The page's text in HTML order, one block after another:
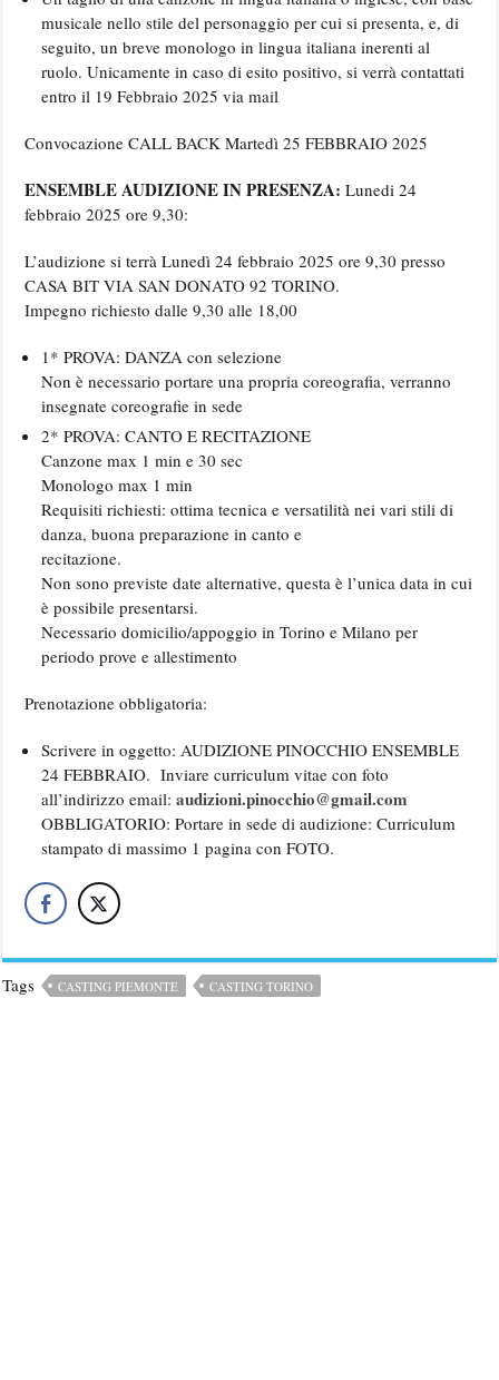
musicale nello stile del personaggio per cui si presenta, e, di
seguito, un breve monologo in lingua italiana inerenti al
ruolo. Unicamente in caso di esito positivo, si verrà contattati
entro il 19 Febbraio 2025 via mail
Convocazione CALL BACK Martedì 25 FEBBRAIO 2025
ENSEMBLE AUDIZIONE IN PRESENZA: Lunedi 24
febbraio 2025 ore 9,30:
L’audizione si terrà Lunedì 24 febbraio 2025 ore 9,30 presso
CASA BIT VIA SAN DONATO 92 TORINO.
Impegno richiesto dalle 9,30 alle 18,00
1* PROVA: DANZA con selezione
Non è necessario portare una propria coreografia, verranno
insegnate coreografie in sede
2* PROVA: CANTO E RECITAZIONE
Canzone max 1 min e 30 sec
Monologo max 1 min
Requisiti richiesti: ottima tecnica e versatilità nei vari stili di
danza, buona preparazione in canto e
recitazione.
Non sono previste date alternative, questa è l’unica data in cui
è possibile presentarsi.
Necessario domicilio/appoggio in Torino e Milano per
periodo prove e allestimento
Prenotazione obbligatoria:
Scrivere in oggetto: AUDIZIONE PINOCCHIO ENSEMBLE
24 FEBBRAIO. Inviare curriculum vitae con foto
all’indirizzo email: audizioni.pinocchio@gmail.com
OBBLIGATORIO: Portare in sede di audizione: Curriculum
stampato di massimo 1 pagina con FOTO.
Tags CASTING PIEMONTE CASTING TORINO